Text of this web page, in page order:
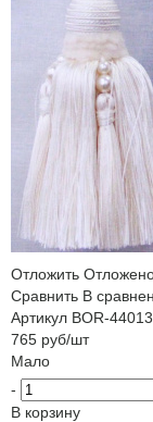
Отложить
Сравнить В
Артикул BOR-
765 руб/шт
Мало
-
В корзину